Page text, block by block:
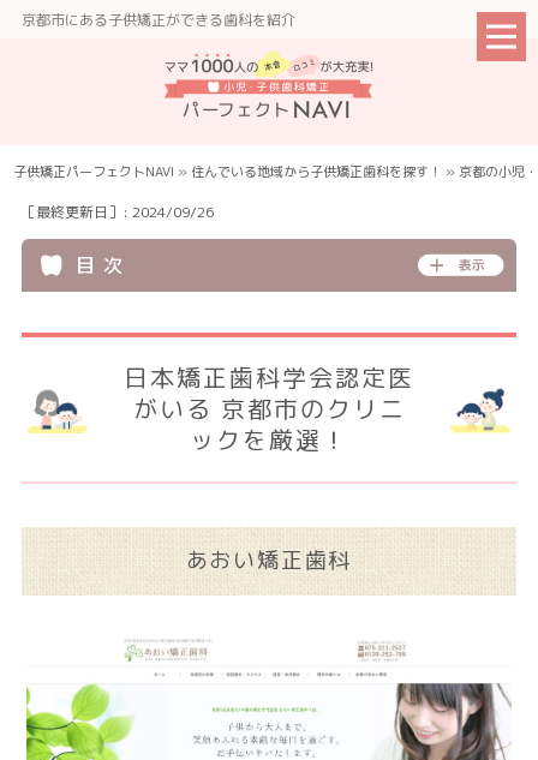
京都市にある子供矯正ができる歯科を紹介
子供矯正パーフェクトNAVI » 住んでいる地域から子供矯正⻭科を探す！ » 京都の小児
［最終更新日］: 2024/09/26
目 次
日本矯正歯科学会認定医
がいる 京都市のクリニ
ックを厳選！
あおい矯正歯科